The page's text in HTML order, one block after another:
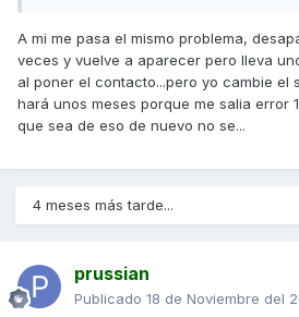
A mi me pasa el mismo problema,
veces y vuelve a aparecer pero lleva
al poner el contacto...pero yo cambie el
hará unos meses porque me salia error
que sea de eso de nuevo no se...
4 meses más tarde...
prussian
Publicado 18 de Noviembre del